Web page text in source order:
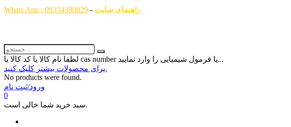
Whats App : 09354380829 - راهنمای سایت
لطفا نام کالا یا کد کالا یا cas number یا فرمول شیمیایی را وارد نمایید...
برای محصولات بیشتر کلیک کنید.
No products were found.
ورود/ثبت نام
0
سبد خرید شما خالی است.